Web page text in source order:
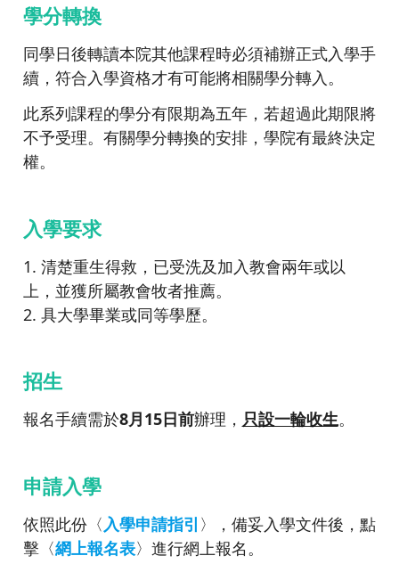
學分轉換
同學日後轉讀本院其他課程時必須補辦正式入學手
續，符合入學資格才有可能將相關學分轉入。
此系列課程的學分有限期為五年，若超過此期限將
不予受理。有關學分轉換的安排，學院有最終決定
權。
入學要求
1. 清楚重生得救，已受洗及加入教會兩年或以
上，並獲所屬教會牧者推薦。
2. 具大學畢業或同等學歷。
招生
報名手續需於8月15日前辦理， 只設一輪收生。
申請入學
依照此份〈入學申請指引 〉，備妥入學文件後，點
擊〈網上報名表〉進行網上報名。